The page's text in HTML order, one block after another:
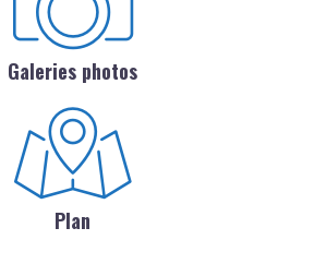
Galeries photos
Plan